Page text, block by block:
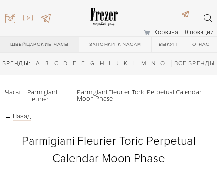
Корзина 0 позиций
ШВЕЙЦАРСКИЕ ЧАСЫ ЗАПОНКИ К ЧАСАМ ВЫКУП О НАС
БРЕНДЫ: A B C D E F G H I J K L M N O Q R S T
ВСЕ БРЕНДЫ
Часы Parmigiani
Fleurier
Parmigiani Fleurier Toric Perpetual Calendar
Moon Phase
← Назад
Parmigiani Fleurier Toric Perpetual
Calendar Moon Phase